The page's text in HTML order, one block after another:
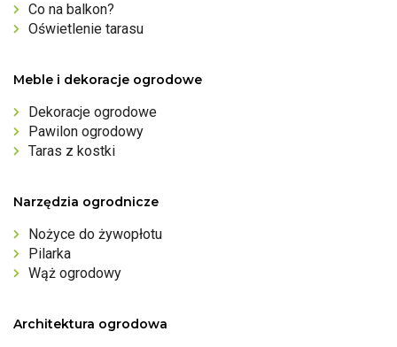
Co na balkon?
Oświetlenie tarasu
Meble i dekoracje ogrodowe
Dekoracje ogrodowe
Pawilon ogrodowy
Taras z kostki
Narzędzia ogrodnicze
Nożyce do żywopłotu
Pilarka
Wąż ogrodowy
Architektura ogrodowa